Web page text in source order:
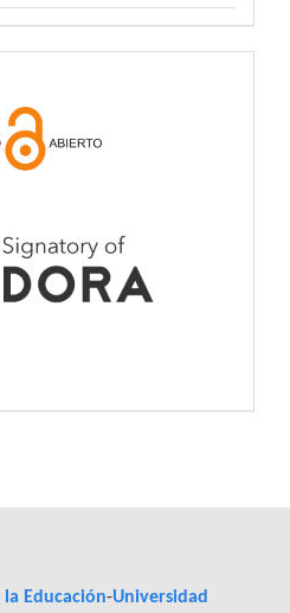
la Educación-Universidad